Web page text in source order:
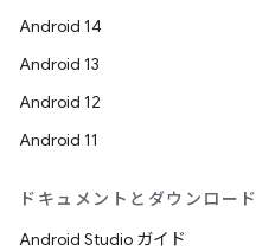
Android 14
Android 13
Android 12
Android 11
ドキュメントとダウンロード
Android Studio ガイド